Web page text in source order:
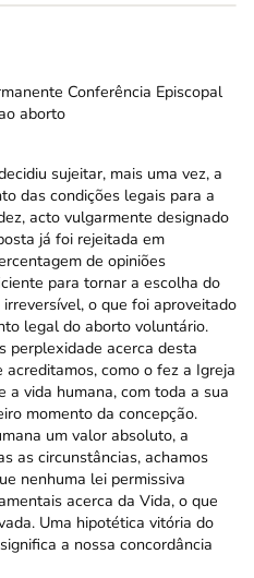
Conferência Episcopal
aborto
sujeitar, mais uma vez, a
das condições legais para a
acto vulgarmente designado
já foi rejeitada em
de opiniões
para tornar a escolha do
o que foi aproveitado
legal do aborto voluntário.
perplexidade acerca desta
como o fez a Igreja
a vida humana, com toda a sua
momento da concepção.
um valor absoluto, a
as circunstâncias, achamos
nenhuma lei permissiva
acerca da Vida, o que
Uma hipotética vitória do
a nossa concordância